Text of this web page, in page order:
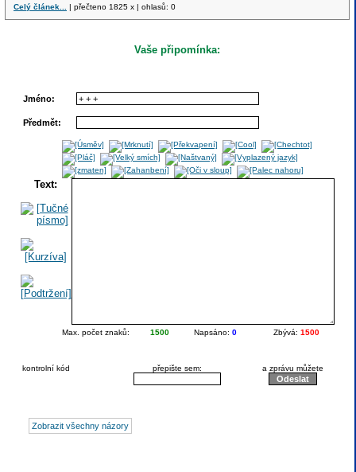
Celý článek... | přečteno 1825 x | ohlasů: 0
Vaše připomínka:
Jméno:
Předmět:
Text:
Max. počet znaků: 1500 Napsáno: 0 Zbývá: 1500
kontrolní kód přepište sem: a zprávu můžete